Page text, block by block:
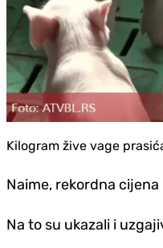
Kilogram žive vage
Naime, rekordna
Na to su ukazali i